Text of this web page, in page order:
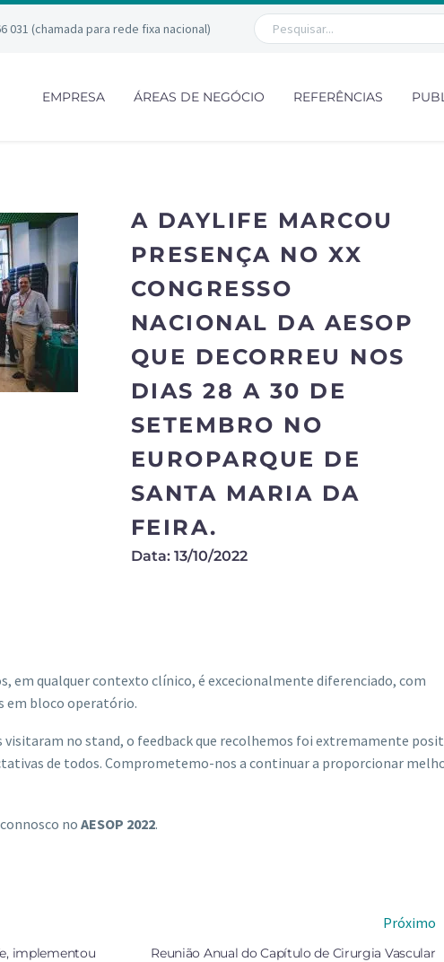
031 (chamada para rede fixa nacional)
EMPRESA ÁREAS DE NEGÓCIO REFERÊNCIAS
A DAYLIFE MARCOU
PRESENÇA NO XX
CONGRESSO
NACIONAL DA AESOP
QUE DECORREU NOS
DIAS 28 A 30 DE
SETEMBRO NO
EUROPARQUE DE
SANTA MARIA DA
FEIRA.
Data: 13/10/2022
em qualquer contexto clínico, é excecionalmente diferenciado, com
em bloco operatório.
visitaram no stand, o feedback que recolhemos foi extremamente
de todos. Comprometemo-nos a continuar a proporcionar
no AESOP 2022.
implementou
Próximo
Reunião Anual do Capítulo de Cirurgia Vascular